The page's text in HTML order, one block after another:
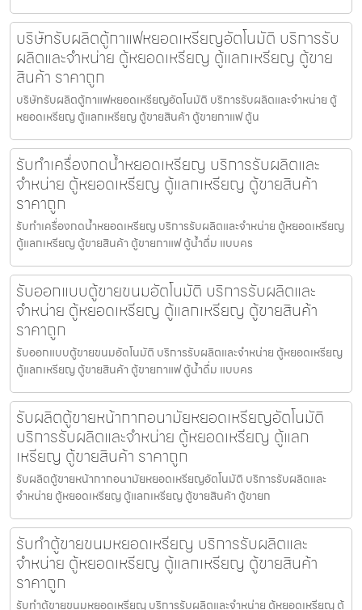
บริษัทรับผลิตตู้กาแฟหยอดเหรียญ​อัตโนมัติ บริการรับ
ผลิตและจำหน่าย ตู้หยอดเหรียญ ตู้แลกเหรียญ ตู้ขาย
สินค้า ราคาถูก
บริษัทรับผลิตตู้กาแฟหยอดเหรียญ​อัตโนมัติ บริการรับผลิตและจำหน่าย ตู้
หยอดเหรียญ ตู้แลกเหรียญ ตู้ขายสินค้า ตู้ขายกาแฟ ตู้น
รับทำเครื่องกดน้ำ​หยอดเหรียญ บริการรับผลิตและ
จำหน่าย ตู้หยอดเหรียญ ตู้แลกเหรียญ ตู้ขายสินค้า
ราคาถูก
รับทำเครื่องกดน้ำ​หยอดเหรียญ บริการรับผลิตและจำหน่าย ตู้หยอดเหรียญ
ตู้แลกเหรียญ ตู้ขายสินค้า ตู้ขายกาแฟ ตู้น้ำดื่ม แบบคร
รับออกแบบตู้ขายขนม​อัตโนมัติ บริการรับผลิตและ
จำหน่าย ตู้หยอดเหรียญ ตู้แลกเหรียญ ตู้ขายสินค้า
ราคาถูก
รับออกแบบตู้ขายขนม​อัตโนมัติ บริการรับผลิตและจำหน่าย ตู้หยอดเหรียญ
ตู้แลกเหรียญ ตู้ขายสินค้า ตู้ขายกาแฟ ตู้น้ำดื่ม แบบคร
รับผลิตตู้ขายหน้ากากอนามัยหยอดเหรียญ​​​อัตโนมัติ
บริการรับผลิตและจำหน่าย ตู้หยอดเหรียญ ตู้แลก
เหรียญ ตู้ขายสินค้า ราคาถูก
รับผลิตตู้ขายหน้ากากอนามัยหยอดเหรียญ​​​อัตโนมัติ บริการรับผลิตและ
จำหน่าย ตู้หยอดเหรียญ ตู้แลกเหรียญ ตู้ขายสินค้า ตู้ขายก
รับทำตู้ขายขนมหยอดเหรียญ​ บริการรับผลิตและ
จำหน่าย ตู้หยอดเหรียญ ตู้แลกเหรียญ ตู้ขายสินค้า
ราคาถูก
รับทำตู้ขายขนมหยอดเหรียญ​ บริการรับผลิตและจำหน่าย ตู้หยอดเหรียญ ตู้